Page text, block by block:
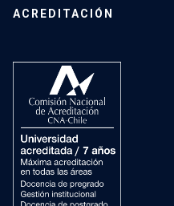
ACREDITACIÓN